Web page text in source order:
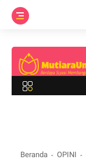
Beranda OPINI